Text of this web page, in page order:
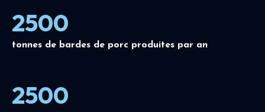
2500
tonnes de bardes de porc produites par an
2500